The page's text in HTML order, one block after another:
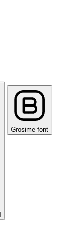
Grosime font